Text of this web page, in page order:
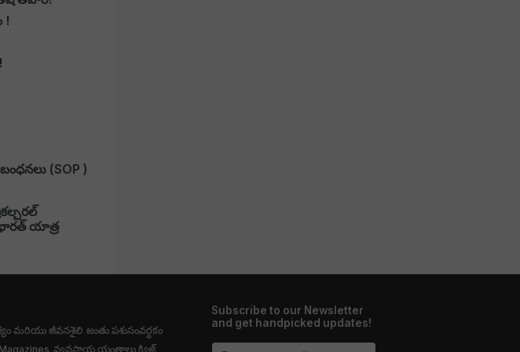
!
(SOP )
భారత్ యాత్ర
మరియు జీవనశైలి జంతు పశుసంవర్ధకం
Magazines వ్యవసాయ యంత్రాలుక్విజ్
Subscribe to our Newsletter
and get handpicked updates!